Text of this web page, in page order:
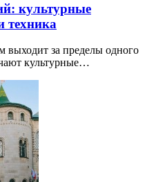
культурные
техника
выходит за пределы одного
культурные…